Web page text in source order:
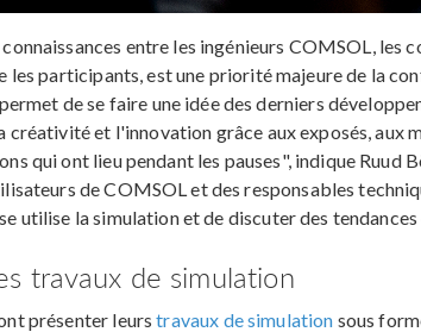
entre les ingénieurs COMSOL, les
les participants, est une priorité majeure de la
de se faire une idée des derniers
créativité et l'innovation grâce aux exposés, aux
qui ont lieu pendant les pauses", indique Ruud
de COMSOL et des responsables
utilise la simulation et de discuter des
travaux de simulation
présenter leurstravaux de simulation sous